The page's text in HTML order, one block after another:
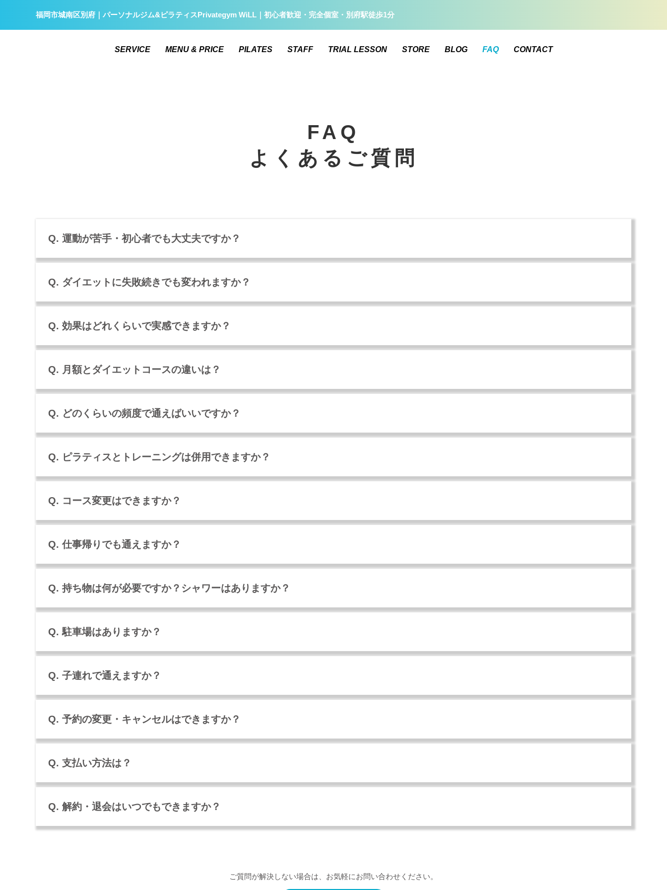
福岡市城南区別府｜パーソナルジム&ピラティスPrivategym WiLL｜初心者歓迎・完全個室・別府駅徒歩1分
SERVICE MENU & PRICE PILATES STAFF TRIAL LESSON STORE BLOG FAQ CONTACT
FAQ
よくあるご質問
Q. 運動が苦手・初心者でも大丈夫ですか？
Q. ダイエットに失敗続きでも変われますか？
Q. 効果はどれくらいで実感できますか？
Q. 月額とダイエットコースの違いは？
Q. どのくらいの頻度で通えばいいですか？
Q. ピラティスとトレーニングは併用できますか？
Q. コース変更はできますか？
Q. 仕事帰りでも通えますか？
Q. 持ち物は何が必要ですか？シャワーはありますか？
Q. 駐車場はありますか？
Q. 子連れで通えますか？
Q. 予約の変更・キャンセルはできますか？
Q. 支払い方法は？
Q. 解約・退会はいつでもできますか？
ご質問が解決しない場合は、お気軽にお問い合わせください。